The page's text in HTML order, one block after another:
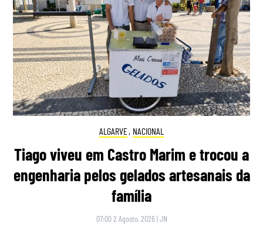
ALGARVE, NACIONAL
Tiago viveu em Castro Marim e trocou a
engenharia pelos gelados artesanais da
família
07:00 2 Agosto, 2026 |JN